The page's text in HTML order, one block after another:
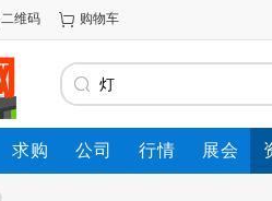
二维码 购物车
求购 公司 行情 展会